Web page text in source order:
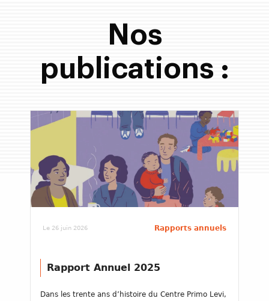
Nos
publications :
Le 26 juin 2026 Rapports annuels
Rapport Annuel 2025
Dans les trente ans d’histoire du Centre Primo Levi,